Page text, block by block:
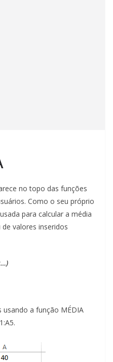
no topo das funções
Como o seu próprio
para calcular a média
valores inseridos
a função MÉDIA